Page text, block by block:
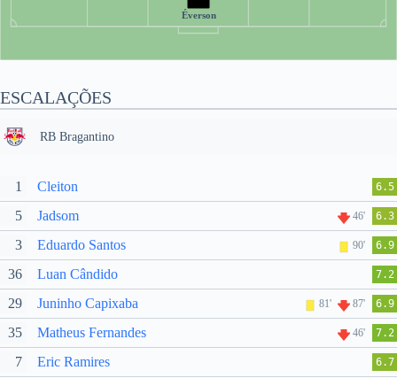
Éverson
ESCALAÇÕES
RB Bragantino
1 Cleiton 6.5
5 Jadsom 46' 6.3
3 Eduardo Santos 90' 6.9
36 Luan Cândido 7.2
29 Juninho Capixaba 81' 87' 6.9
35 Matheus Fernandes 46' 7.2
7 Eric Ramires 6.7